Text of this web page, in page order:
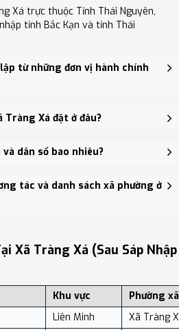
Xá trực thuộc Tỉnh Thái Nguyên,
tỉnh Bắc Kạn và tỉnh Thái
từ những đơn vị hành chính
cơ sở sáp nhập Xã Liên Minh, Xã
Tràng Xá đặt ở đâu?
Tràng Xá đặt tại Trụ sở Đảng ủy,
tâm khu vực thuận tiện giao
dân số bao nhiêu?
km², Dân số: 14,609 người, Mật độ
tác và danh sách xã phường ở
tảng review địa điểm, dịch vụ và du
Xã Tràng Xá (sau Sáp Nhập
Khu vực
Phường xã
Liên Minh
Xã Tràng